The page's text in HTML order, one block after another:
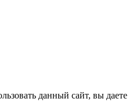
данный сайт, вы даете